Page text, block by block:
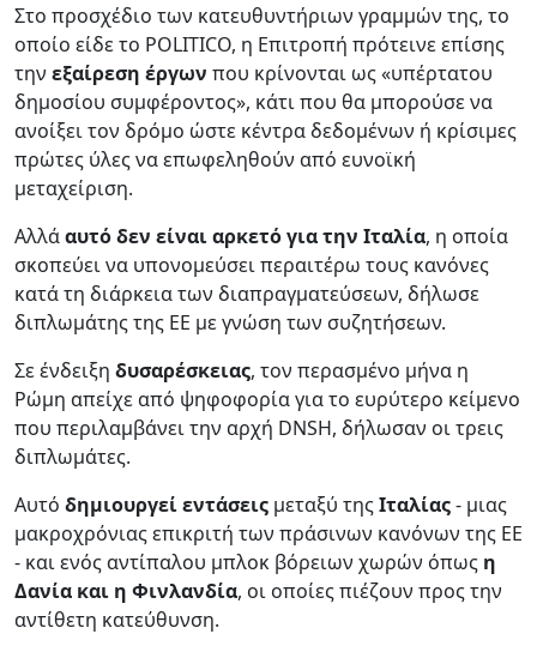
Στο προσχέδιο των κατευθυντήριων γραμμών της, το
οποίο είδε το POLITICO, η Επιτροπή πρότεινε επίσης
την εξαίρεση έργων που κρίνονται ως «υπέρτατου
δημοσίου συμφέροντος», κάτι που θα μπορούσε να
ανοίξει τον δρόμο ώστε κέντρα δεδομένων ή κρίσιμες
πρώτες ύλες να επωφεληθούν από ευνοϊκή
μεταχείριση.
Αλλάαυτό δεν είναι αρκετό για την Ιταλία, η οποία
σκοπεύει να υπονομεύσει περαιτέρω τους κανόνες
κατά τη διάρκεια των διαπραγματεύσεων, δήλωσε
διπλωμάτης της ΕΕ με γνώση των συζητήσεων.
Σε ένδειξη δυσαρέσκειας, τον περασμένο μήνα η
Ρώμη απείχε από ψηφοφορία για το ευρύτερο κείμενο
που περιλαμβάνει την αρχή DNSH, δήλωσαν οι τρεις
διπλωμάτες.
Αυτό δημιουργεί εντάσεις μεταξύ τηςΙταλίας- μιας
μακροχρόνιας επικριτή των πράσινων κανόνων της ΕΕ
- και ενός αντίπαλου μπλοκ βόρειων χωρών όπως η
Δανία και η Φινλανδία, οι οποίες πιέζουν προς την
αντίθετη κατεύθυνση.